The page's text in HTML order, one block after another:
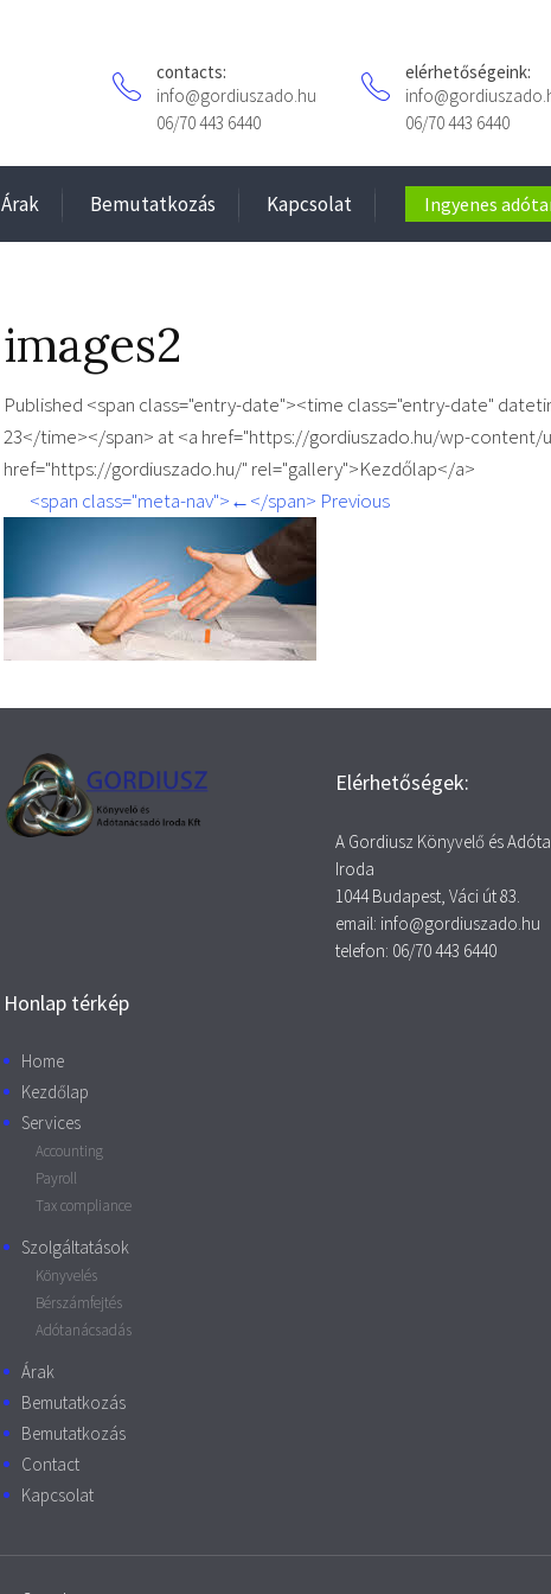
elérhetőségeink:
06/70 443 6440
contacts:
info@gordiuszado.hu
06/70 443 6440
Árak Bemutatkozás Kapcsolat Ingyenes
images2
Published <span class="entry-date"><time class="entry-date"
23</time></span> at <a href="https://gordiuszado.hu/wp-content/
href="https://gordiuszado.hu/" rel="gallery">Kezdőlap</a>
<span class="meta-nav">←</span> Previous
Elérhetőségek:
A Gordiusz Könyvelő és
Iroda
1044 Budapest, Váci út 83.
email: info@gordiuszado.hu
telefon: 06/70 443 6440
Honlap térkép
Home
Kezdőlap
Services
Accounting
Payroll
Tax compliance
Szolgáltatások
Könyvelés
Bérszámfejtés
Adótanácsadás
Árak
Bemutatkozás
Bemutatkozás
Contact
Kapcsolat